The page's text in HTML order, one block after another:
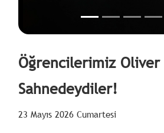
Öğrencilerimiz
Sahnedeydiler!
23 Mayıs 2026 Cumartesi